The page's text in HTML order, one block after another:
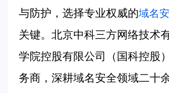
与防护，选择专业权威的域名
关键。北京中科三方网络技术
学院控股有限公司（国科控股
务商，深耕域名安全领域二十